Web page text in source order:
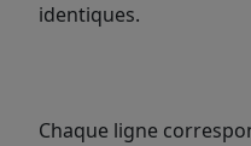
identiques.
Chaque ligne